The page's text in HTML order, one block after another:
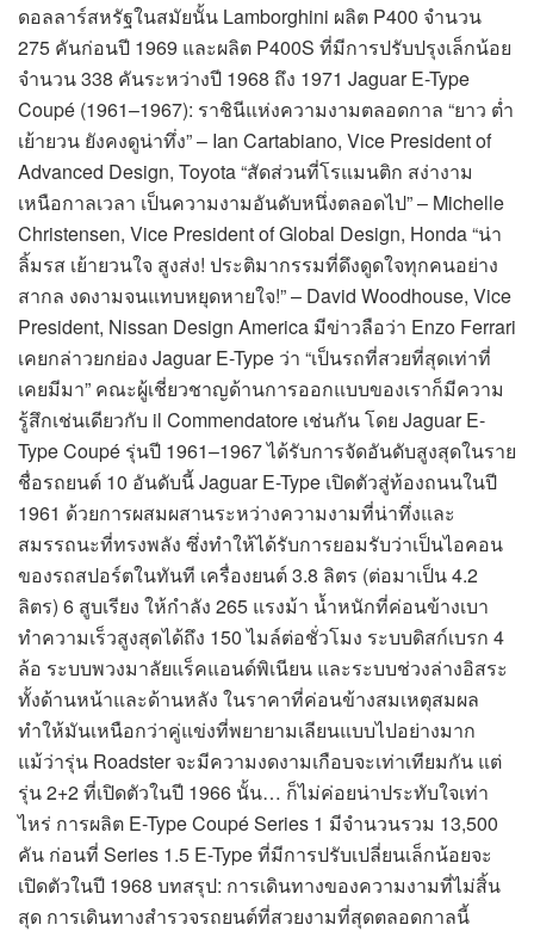
ดอลลาร์สหรัฐในสมัยนั้น Lamborghini ผลิต P400 จำนวน
275 คันก่อนปี 1969 และผลิต P400S ที่มีการปรับปรุงเล็กน้อย
จำนวน 338 คันระหว่างปี 1968 ถึง 1971 Jaguar E-Type
Coupé (1961–1967): ราชินีแห่งความงามตลอดกาล “ยาว ต่ำ
เย้ายวน ยังคงดูน่าทึ่ง” – Ian Cartabiano, Vice President of
Advanced Design, Toyota “สัดส่วนที่โรแมนติก สง่างาม
เหนือกาลเวลา เป็นความงามอันดับหนึ่งตลอดไป” – Michelle
Christensen, Vice President of Global Design, Honda “น่า
ลิ้มรส เย้ายวนใจ สูงส่ง! ประติมากรรมที่ดึงดูดใจทุกคนอย่าง
สากล งดงามจนแทบหยุดหายใจ!” – David Woodhouse, Vice
President, Nissan Design America มีข่าวลือว่า Enzo Ferrari
เคยกล่าวยกย่อง Jaguar E-Type ว่า “เป็นรถที่สวยที่สุดเท่าที่
เคยมีมา” คณะผู้เชี่ยวชาญด้านการออกแบบของเราก็มีความ
รู้สึกเช่นเดียวกับ il Commendatore เช่นกัน โดย Jaguar E-
Type Coupé รุ่นปี 1961–1967 ได้รับการจัดอันดับสูงสุดในราย
ชื่อรถยนต์ 10 อันดับนี้ Jaguar E-Type เปิดตัวสู่ท้องถนนในปี
1961 ด้วยการผสมผสานระหว่างความงามที่น่าทึ่งและ
สมรรถนะที่ทรงพลัง ซึ่งทำให้ได้รับการยอมรับว่าเป็นไอคอน
ของรถสปอร์ตในทันที เครื่องยนต์ 3.8 ลิตร (ต่อมาเป็น 4.2
ลิตร) 6 สูบเรียง ให้กำลัง 265 แรงม้า น้ำหนักที่ค่อนข้างเบา
ทำความเร็วสูงสุดได้ถึง 150 ไมล์ต่อชั่วโมง ระบบดิสก์เบรก 4
ล้อ ระบบพวงมาลัยแร็คแอนด์พิเนียน และระบบช่วงล่างอิสระ
ทั้งด้านหน้าและด้านหลัง ในราคาที่ค่อนข้างสมเหตุสมผล
ทำให้มันเหนือกว่าคู่แข่งที่พยายามเลียนแบบไปอย่างมาก
แม้ว่ารุ่น Roadster จะมีความงดงามเกือบจะเท่าเทียมกัน แต่
รุ่น 2+2 ที่เปิดตัวในปี 1966 นั้น… ก็ไม่ค่อยน่าประทับใจเท่า
ไหร่ การผลิต E-Type Coupé Series 1 มีจำนวนรวม 13,500
คัน ก่อนที่ Series 1.5 E-Type ที่มีการปรับเปลี่ยนเล็กน้อยจะ
เปิดตัวในปี 1968 บทสรุป: การเดินทางของความงามที่ไม่สิ้น
สุด การเดินทางสำรวจรถยนต์ที่สวยงามที่สุดตลอดกาลนี้